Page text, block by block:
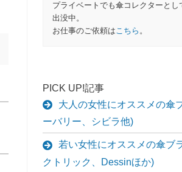
プライベートでも傘コレクターとし
出没中。
お仕事のご依頼はこちら 。
PICK UP!記事
大人の女性にオススメの傘
ーバリー、シビラ他)
若い女性にオススメの傘ブ
クトリック、Dessinほか)